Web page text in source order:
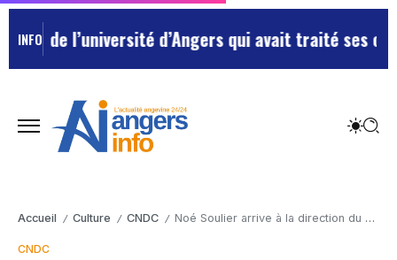
INFO
de l’université d’Angers qui avait traité ses chefs
Accueil / Culture / CNDC / Noé Soulier arrive à la direction du Centre National de Danse Contemporaine d’Angers
CNDC